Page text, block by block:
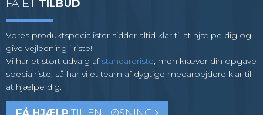
FÅ ET TILBUD
Vores produktspecialister sidder altid klar til at hjælpe dig og
give vejledning i riste!
Vi har et stort udvalg af standardriste, men kræver din opgave
specialriste, så har vi et team af dygtige medarbejdere klar til
at hjælpe dig.
FÅ HJÆLP TIL EN LØSNING